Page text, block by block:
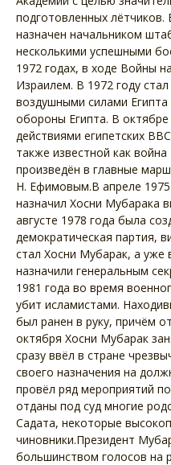
подготовленных
назначен начальником
несколькими успешными
1972 годах, в ходе Войны
Израилем. В 1972 году
воздушными силами
обороны Египта. В
действиями египетских
также известной как
произведён в главные
Н. Ефимовым.В апреле
назначил Хосни Мубарака
августе 1978 года была
демократическая партия,
стал Хосни Мубарак, а уже
назначили генеральным
1981 года во время
убит исламистами.
был ранен в руку, причём
октября Хосни Мубарак
сразу ввёл в стране
своего назначения на
провёл ряд мероприятий
отданы под суд многие
Садата, некоторые
чиновники.Президент
большинством голосов на